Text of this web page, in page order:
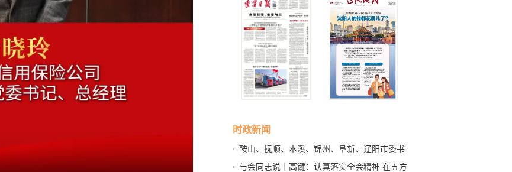
时政新闻
鞍山、抚顺、本溪、锦州、阜新、辽阳市委书
记谈贯彻落实省委十三届十次全会精神
与会同志说｜高键：认真落实全会精神 在五方